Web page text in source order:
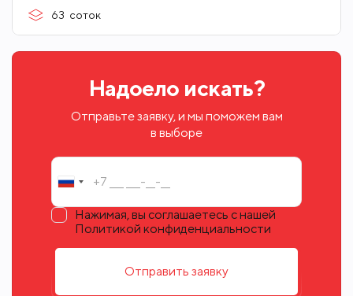
63 соток
Надоело искать?
Отправьте заявку, и мы поможем вам
в выборе
Нажимая, вы соглашаетесь с нашей
Политикой конфиденциальности
Отправить заявку